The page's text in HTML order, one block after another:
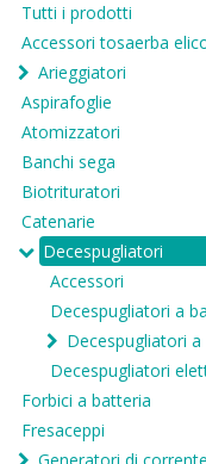
Tutti i prodotti
Accessori tosaerba
Arieggiatori
Aspirafoglie
Atomizzatori
Banchi sega
Biotrituratori
Catenarie
Decespugliatori
Accessori
Decespugliatori a
Decespugliatori
Decespugliatori
Forbici a batteria
Fresaceppi